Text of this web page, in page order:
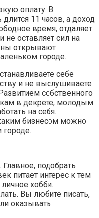
оплату. В
11 часов, а доход
время, отдаляет
не оставляет сил на
открывают
городе.
себе
и не выслушиваете
собственного
в декрете, молодым
на себя.
бизнесом можно
подобрать
питает интерес к тем
хобби.
Вы любите писать,
оказывать